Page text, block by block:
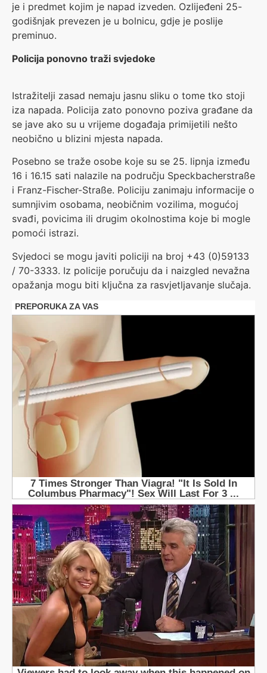
je i predmet kojim je napad izveden. Ozlijeđeni 25-
godišnjak prevezen je u bolnicu, gdje je poslije
preminuo.
Policija ponovno traži svjedoke
Istražitelji zasad nemaju jasnu sliku o tome tko stoji
iza napada. Policija zato ponovno poziva građane da
se jave ako su u vrijeme događaja primijetili nešto
neobično u blizini mjesta napada.
Posebno se traže osobe koje su se 25. lipnja između
16 i 16.15 sati nalazile na području Speckbacherstraße
i Franz-Fischer-Straße. Policiju zanimaju informacije o
sumnjivim osobama, neobičnim vozilima, mogućoj
svađi, povicima ili drugim okolnostima koje bi mogle
pomoći istrazi.
Svjedoci se mogu javiti policiji na broj +43 (0)59133
/ 70-3333. Iz policije poručuju da i naizgled nevažna
opažanja mogu biti ključna za rasvjetljavanje slučaja.